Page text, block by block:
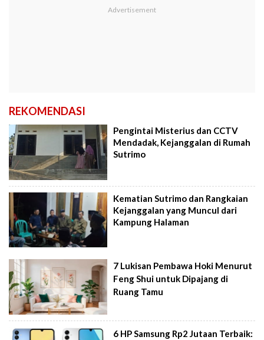
REKOMENDASI
Pengintai Misterius dan CCTV
Mendadak, Kejanggalan di Rumah
Sutrimo
Kematian Sutrimo dan Rangkaian
Kejanggalan yang Muncul dari
Kampung Halaman
7 Lukisan Pembawa Hoki Menurut
Feng Shui untuk Dipajang di
Ruang Tamu
6 HP Samsung Rp2 Jutaan Terbaik: